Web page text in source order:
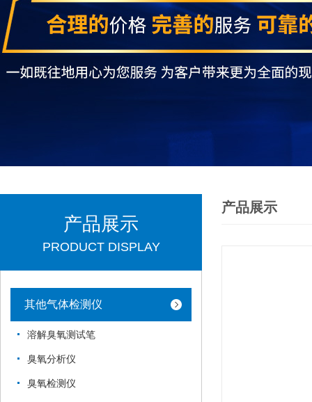
产品展示
PRODUCT DISPLAY
其他气体检测仪
溶解臭氧测试笔
臭氧分析仪
臭氧检测仪
产品展示